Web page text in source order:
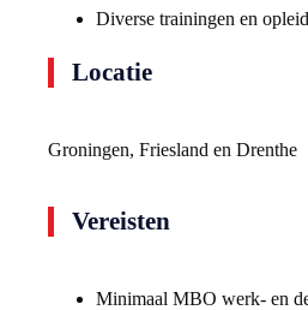
Diverse trainingen en
Locatie
Groningen, Friesland en Drenthe
Vereisten
Minimaal MBO werk- en